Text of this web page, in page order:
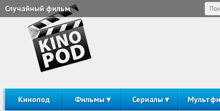
Случайный фильм
Кинопод Фильмы Сериалы